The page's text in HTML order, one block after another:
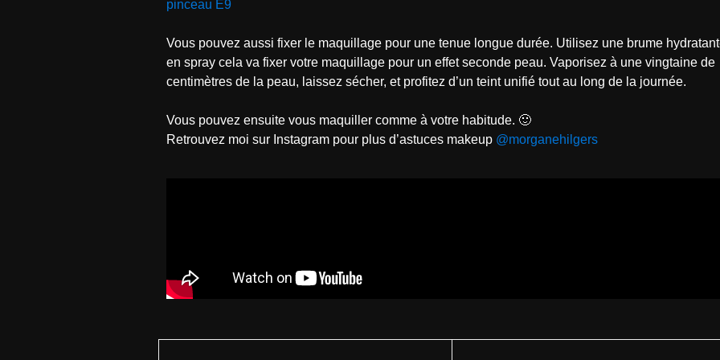
pinceau E9
Vous pouvez aussi fixer le maquillage pour une tenue longue durée. Utilisez une brume
en spray cela va fixer votre maquillage pour un effet seconde peau. Vaporisez à une vingtaine de
centimètres de la peau, laissez sécher, et profitez d’un teint unifié tout au long de la journée.
Vous pouvez ensuite vous maquiller comme à votre habitude. 🙂
Retrouvez moi sur Instagram pour plus d’astuces makeup @morganehilgers